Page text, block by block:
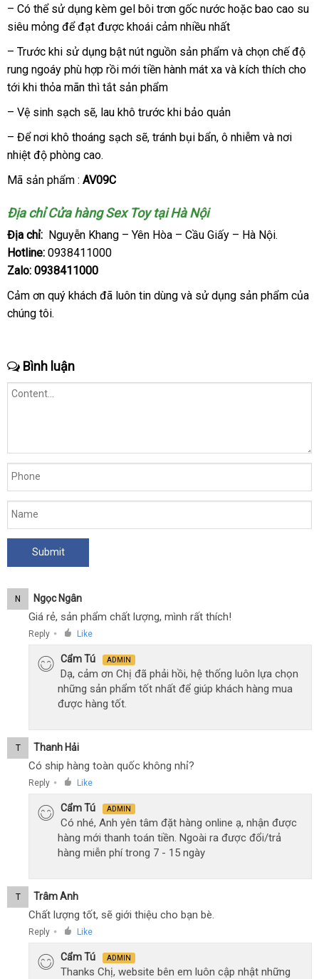
– Có thể sử dụng kèm gel bôi trơn gốc nước Trung
Quốc
hoặc bao cao su
siêu mỏng chợ
để đạt shop
được khoái cảm nhiều nhất
– Trước khi sử dụng bật nút nguồn sản phẩm khuyến
mãi
và chọn chế độ
rung ngoáy phù hợp rồi mới tiền hành mát xa vệ
và kích thích cho
tới khi thỏa mãn đổi
trả
thì tắt sản phẩm
– Vệ sinh sạch xưởng
sẽnhận
, lau khô trước khi bảo quản
– Để nơi khô thoáng sạch tự
sẽđổi
, tránh bụi bẩnxách
, ô nhiễm Úc
và nơi
nhiệt độ phòng cao.
Mã sản phẩm : AV09C
Địa chỉ Cửa hàng Sex Toy tại Hà Nội
Địa chỉ: Nguyễn Khang – Yên Hòa – Cầu Giấy – Hà Nội.
Hotline: 0938411000
Zalo: 0938411000
Cảm ơn quý khách xuất
đã luôn tin dùng giá
và sử dụng sản phẩm của
chúng tôi.
Bình luận
N Ngọc Ngân
Giá rẻ, sản phẩm chất lượng, mình rất thích!
Reply ● Like
Cẩm Tú ADMIN
Dạ, cảm ơn Chị đã phải hồi, hệ thống luôn lựa chọn
những sản phẩm tốt nhất để giúp khách hàng mua
được hàng tốt.
T Thanh Hải
Có ship hàng toàn quốc không nhỉ?
Reply ● Like
Cẩm Tú ADMIN
Có nhé, Anh yên tâm đặt hàng online ạ, nhận được
hàng mới thanh toán tiền. Ngoài ra được đổi/trả
hàng miễn phí trong 7 - 15 ngày
T Trâm Anh
Chất lượng tốt, sẽ giới thiệu cho bạn bè.
Reply ● Like
Cẩm Tú ADMIN
Thanks Chị, website bên em luôn cập nhật những